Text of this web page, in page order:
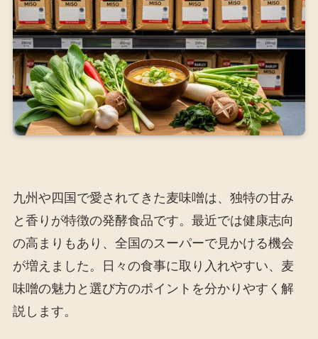
九州や四国で愛されてきた麦味噌は、独特の甘み
と香りが特徴の発酵食品です。最近では健康志向
の高まりもあり、全国のスーパーで見かける機会
が増えました。日々の食事に取り入れやすい、麦
味噌の魅力と選び方のポイントを分かりやすく解
説します。